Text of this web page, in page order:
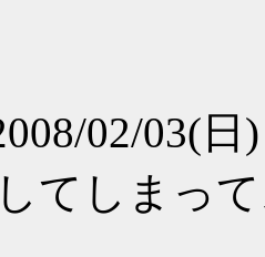
02/03(
てしまっ